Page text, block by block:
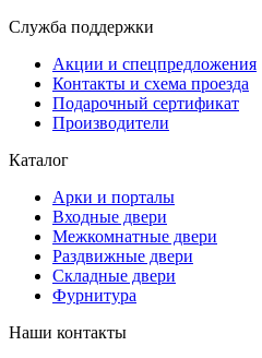
Служба поддержки
Акции и спецпредложения
Контакты и схема проезда
Подарочный сертификат
Производители
Каталог
Арки и порталы
Входные двери
Межкомнатные двери
Раздвижные двери
Складные двери
Фурнитура
Наши контакты